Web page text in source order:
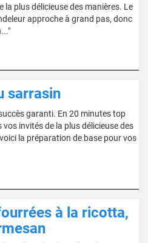
la plus délicieuse des manières. Le
approche à grand pas, donc
sarrasin
garanti. En 20 minutes top
invités de la plus délicieuse des
la préparation de base pour vos
à la ricotta,